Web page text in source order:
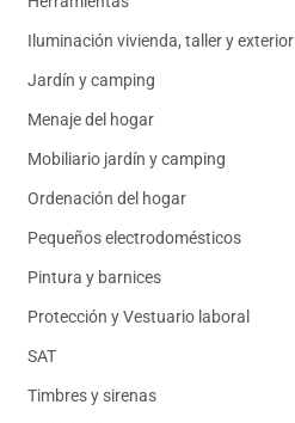
Iluminación vivienda, taller y exterior
Jardín y camping
Menaje del hogar
Mobiliario jardín y camping
Ordenación del hogar
Pequeños electrodomésticos
Pintura y barnices
Protección y Vestuario laboral
SAT
Timbres y sirenas